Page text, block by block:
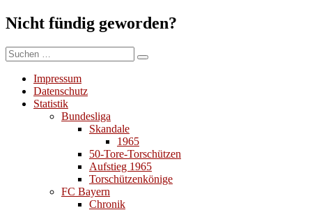
Nicht fündig geworden?
Suchen
nach:
Suchen
Impressum
Datenschutz
Statistik
Bundesliga
Skandale
1965
50-Tore-Torschützen
Aufstieg 1965
Torschützenkönige
FC Bayern
Chronik